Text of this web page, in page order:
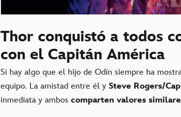
Thor conquistó a todos
con el Capitán América
Si hay algo que el hijo de Odín siempre ha
equipo. La amistad entre él y Steve Rogers/
inmediata y ambos comparten valores